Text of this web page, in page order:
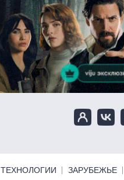
ТЕХНОЛОГИИ ЗАРУБЕЖЬЕ